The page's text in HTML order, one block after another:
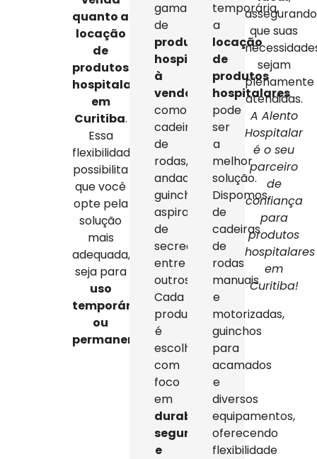
quanto a
locação
de
produtos
hospitalares
em
Curitiba.
Essa
flexibilidade
possibilita
que você
opte pela
solução
mais
adequada,
seja para
uso
temporário
ou
permanente
gama
de
produtos
hospitalares
à
venda
como
cadeiras
de
rodas,
andadores,
guinchos,
aspiradores
de
secreção,
entre
outros.
Cada
produto
é
escolhido
com
foco
em
durabilidade,
segurança
e
temporária,
a
locação
de
produtos
hospitalares
pode
ser
a
melhor
solução.
Dispomos
de
cadeiras
de
rodas
manuais
e
motorizadas,
guinchos
para
acamados
e
diversos
equipamentos,
oferecendo
flexibilidade
assegurando
que suas
sejam
plenamente
atendidas.
A Alento
Hospitalar
é o seu
parceiro
de
confiança
para
produtos
hospitalares
em
Curitiba!